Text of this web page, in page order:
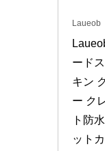
Laueob
ード
キン
ー ク
ト防
ット